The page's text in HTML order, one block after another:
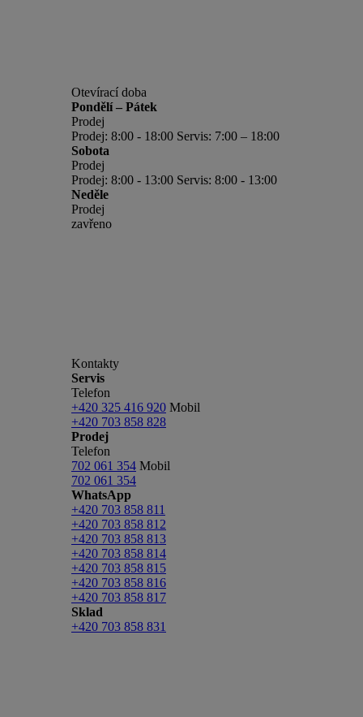
Otevírací doba
Pondělí – Pátek
Prodej
Prodej: 8:00 - 18:00 Servis: 7:00 – 18:00
Sobota
Prodej
Prodej: 8:00 - 13:00 Servis: 8:00 - 13:00
Neděle
Prodej
zavřeno
Kontakty
Servis
Telefon
+420 325 416 920 Mobil
+420 703 858 828
Prodej
Telefon
702 061 354 Mobil
702 061 354
WhatsApp
+420 703 858 811
+420 703 858 812
+420 703 858 813
+420 703 858 814
+420 703 858 815
+420 703 858 816
+420 703 858 817
Sklad
+420 703 858 831